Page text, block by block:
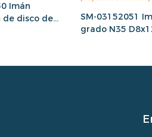
Imán
de disco de
SM-03152051
grado N35
de bricolaje y